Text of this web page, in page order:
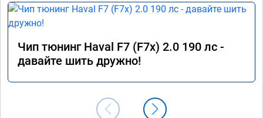
Чип тюнинг Haval F7 (F7x) 2.0 190 лс -
давайте шить дружно!